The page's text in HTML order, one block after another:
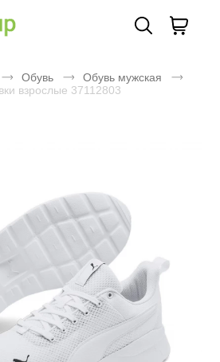
Обувь
Обувь мужская
взрослые 37112803